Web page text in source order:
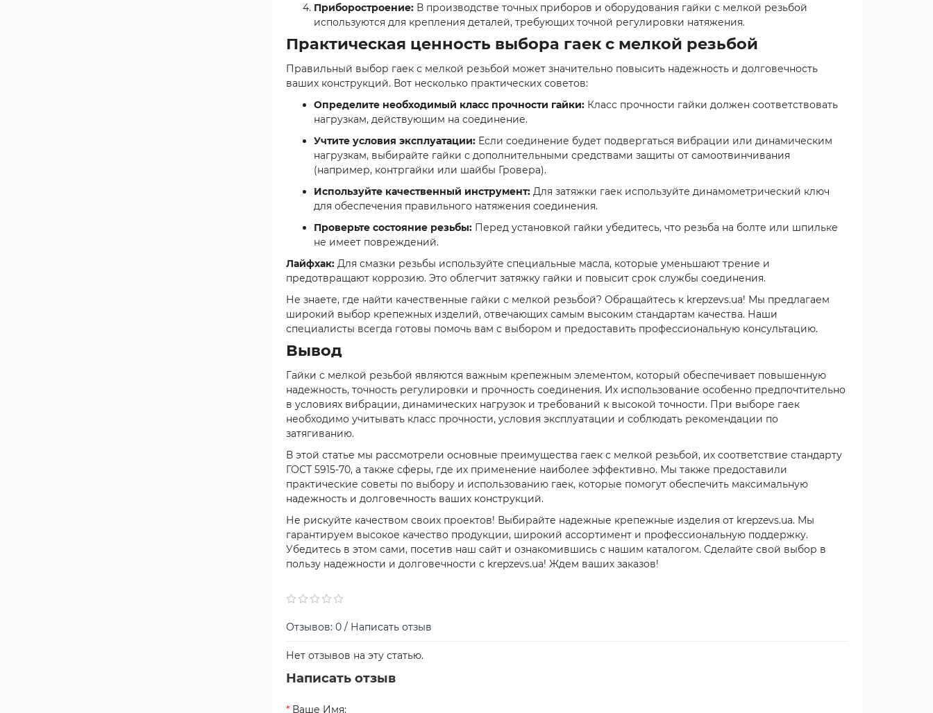
Приборостроение: В производстве точных приборов и оборудования гайки с мелкой резьбой
используются для крепления деталей, требующих точной регулировки натяжения.
Практическая ценность выбора гаек с мелкой резьбой
Правильный выбор гаек с мелкой резьбой может значительно повысить надежность и долговечность
ваших конструкций. Вот несколько практических советов:
Определите необходимый класс прочности гайки: Класс прочности гайки должен соответствовать
нагрузкам, действующим на соединение.
Учтите условия эксплуатации: Если соединение будет подвергаться вибрации или динамическим
нагрузкам, выбирайте гайки с дополнительными средствами защиты от самоотвинчивания
(например, контргайки или шайбы Гровера).
Используйте качественный инструмент: Для затяжки гаек используйте динамометрический ключ
для обеспечения правильного натяжения соединения.
Проверьте состояние резьбы: Перед установкой гайки убедитесь, что резьба на болте или шпильке
не имеет повреждений.
Лайфхак: Для смазки резьбы используйте специальные масла, которые уменьшают трение и
предотвращают коррозию. Это облегчит затяжку гайки и повысит срок службы соединения.
Не знаете, где найти качественные гайки с мелкой резьбой? Обращайтесь к krepzevs.ua! Мы предлагаем
широкий выбор крепежных изделий, отвечающих самым высоким стандартам качества. Наши
специалисты всегда готовы помочь вам с выбором и предоставить профессиональную консультацию.
Вывод
Гайки с мелкой резьбой являются важным крепежным элементом, который обеспечивает повышенную
надежность, точность регулировки и прочность соединения. Их использование особенно предпочтительно
в условиях вибрации, динамических нагрузок и требований к высокой точности. При выборе гаек
необходимо учитывать класс прочности, условия эксплуатации и соблюдать рекомендации по
затягиванию.
В этой статье мы рассмотрели основные преимущества гаек с мелкой резьбой, их соответствие стандарту
ГОСТ 5915-70, а также сферы, где их применение наиболее эффективно. Мы также предоставили
практические советы по выбору и использованию гаек, которые помогут обеспечить максимальную
надежность и долговечность ваших конструкций.
Не рискуйте качеством своих проектов! Выбирайте надежные крепежные изделия от krepzevs.ua. Мы
гарантируем высокое качество продукции, широкий ассортимент и профессиональную поддержку.
Убедитесь в этом сами, посетив наш сайт и ознакомившись с нашим каталогом. Сделайте свой выбор в
пользу надежности и долговечности с krepzevs.ua! Ждем ваших заказов!
Отзывов: 0 / Написать отзыв
Нет отзывов на эту статью.
Написать отзыв
Ваше Имя: